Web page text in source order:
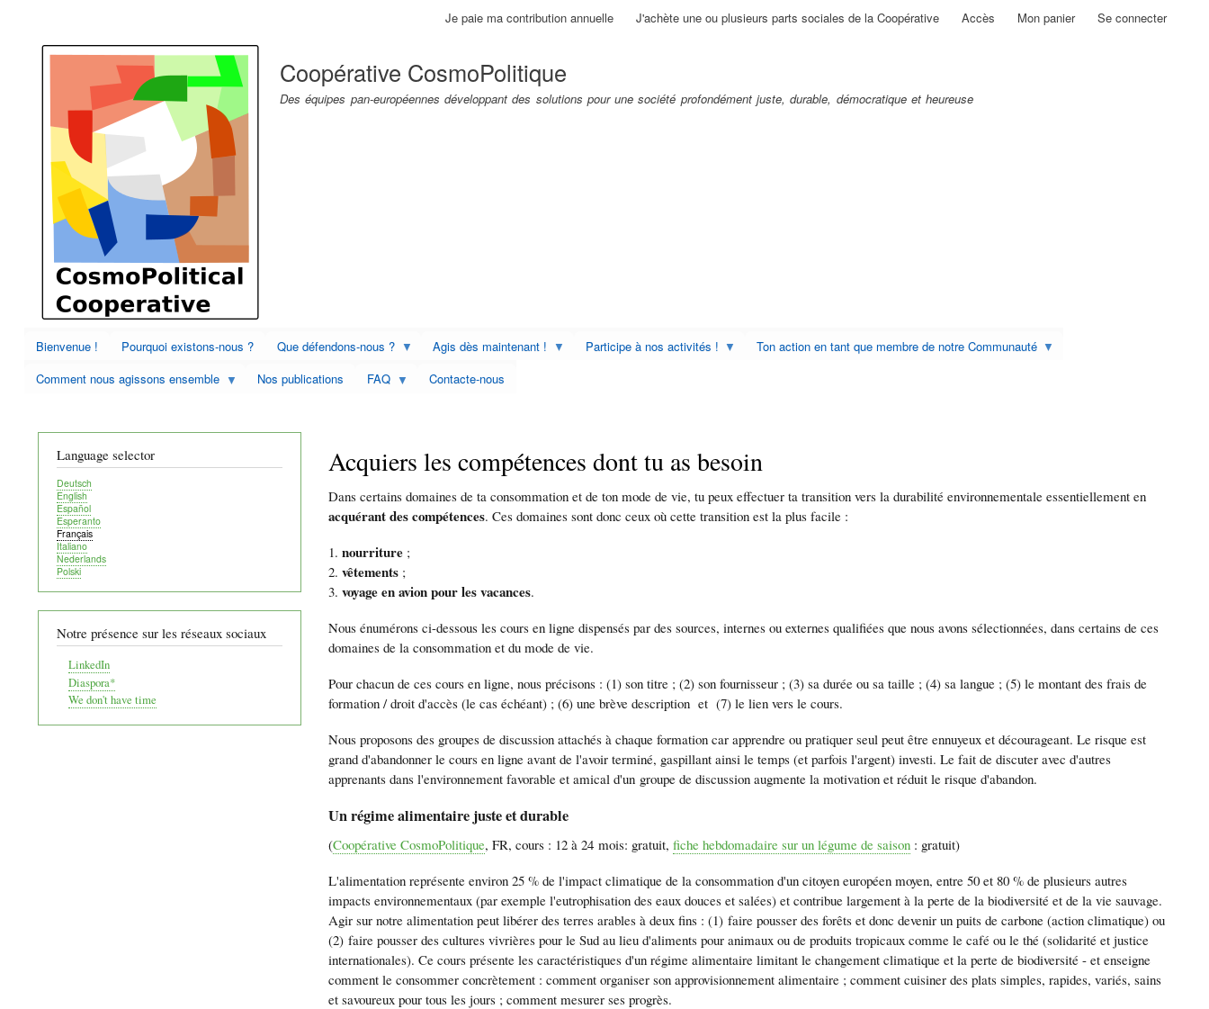
Aller
l'utilisateur
Je paie ma contribution annuelle J'achète une ou plusieurs parts sociales de la Coopérative Accès Mon panier Se connecter
Coopérative CosmoPolitique
Des équipes pan-européennes développant des solutions pour une société profondément juste, durable, démocratique et heureuse
Bienvenue ! Pourquoi existons-nous ? Que défendons-nous ? Agis dès maintenant ! Participe à nos activités !
Ton action en tant que membre de notre Communauté
Comment nous agissons ensemble
Nos publications FAQ Contacte-nous
Acquiers les compétences dont tu as besoin
Dans certains domaines de ta consommation et de ton mode de vie, tu peux effectuer ta transition vers la durabilité environnementale essentiellement en
acquérant des compétences. Ces domaines sont donc ceux où cette transition est la plus facile :
nourriture ;
vêtements ;
voyage en avion pour les vacances.
Nous énumérons ci-dessous les cours en ligne dispensés par des sources, internes ou externes qualifiées que nous avons sélectionnées, dans certains de ces
domaines de la consommation et du mode de vie.
Pour chacun de ces cours en ligne, nous précisons : (1) son titre ; (2) son fournisseur ; (3) sa durée ou sa taille ; (4) sa langue ; (5) le montant des frais de
formation / droit d'accès (le cas échéant) ; (6) une brève description et (7) le lien vers le cours.
Nous proposons des groupes de discussion attachés à chaque formation car apprendre ou pratiquer seul peut être ennuyeux et décourageant. Le risque est
grand d'abandonner le cours en ligne avant de l'avoir terminé, gaspillant ainsi le temps (et parfois l'argent) investi. Le fait de discuter avec d'autres
apprenants dans l'environnement favorable et amical d'un groupe de discussion augmente la motivation et réduit le risque d'abandon.
Un régime alimentaire juste et durable
(Coopérative CosmoPolitique, FR, cours : 12 à 24 mois: gratuit, fiche hebdomadaire sur un légume de saison: gratuit)
L'alimentation représente environ 25 % de l'impact climatique de la consommation d'un citoyen européen moyen, entre 50 et 80 % de plusieurs autres
impacts environnementaux (par exemple l'eutrophisation des eaux douces et salées) et contribue largement à la perte de la biodiversité et de la vie sauvage.
Agir sur notre alimentation peut libérer des terres arables à deux fins : (1) faire pousser des forêts et donc devenir un puits de carbone (action climatique) ou
(2) faire pousser des cultures vivrières pour le Sud au lieu d'aliments pour animaux ou de produits tropicaux comme le café ou le thé (solidarité et justice
internationales). Ce cours présente les caractéristiques d'un régime alimentaire limitant le changement climatique et la perte de biodiversité - et enseigne
comment le consommer concrètement : comment organiser son approvisionnement alimentaire ; comment cuisiner des plats simples, rapides, variés, sains
et savoureux pour tous les jours ; comment mesurer ses progrès.
Language selector
Deutsch
English
Español
Esperanto
Français
Italiano
Nederlands
Polski
Notre présence sur les réseaux sociaux
LinkedIn
Diaspora*
We don't have time